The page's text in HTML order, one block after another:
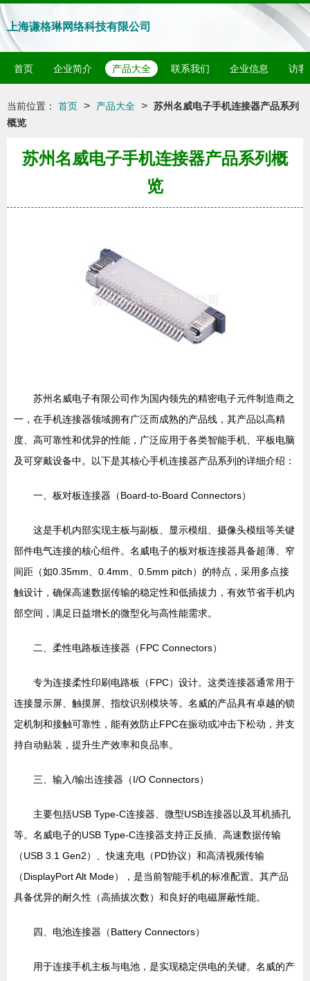
上海谦格琳网络科技有限公司
首页 企业简介 产品大全 联系我们 企业信息 访客
当前位置： 首页 > 产品大全 > 苏州名威电子手机连接器产品系列
概览
苏州名威电子手机连接器产品系列概
览
苏州名威电子有限公司作为国内领先的精密电子元件制造商之
一，在手机连接器领域拥有广泛而成熟的产品线，其产品以高精
度、高可靠性和优异的性能，广泛应用于各类智能手机、平板电脑
及可穿戴设备中。以下是其核心手机连接器产品系列的详细介绍：
一、板对板连接器（Board-to-Board Connectors）
这是手机内部实现主板与副板、显示模组、摄像头模组等关键
部件电气连接的核心组件。名威电子的板对板连接器具备超薄、窄
间距（如0.35mm、0.4mm、0.5mm pitch）的特点，采用多点接
触设计，确保高速数据传输的稳定性和低插拔力，有效节省手机内
部空间，满足日益增长的微型化与高性能需求。
二、柔性电路板连接器（FPC Connectors）
专为连接柔性印刷电路板（FPC）设计。这类连接器通常用于
连接显示屏、触摸屏、指纹识别模块等。名威的产品具有卓越的锁
定机制和接触可靠性，能有效防止FPC在振动或冲击下松动，并支
持自动贴装，提升生产效率和良品率。
三、输入/输出连接器（I/O Connectors）
主要包括USB Type-C连接器、微型USB连接器以及耳机插孔
等。名威电子的USB Type-C连接器支持正反插、高速数据传输
（USB 3.1 Gen2）、快速充电（PD协议）和高清视频传输
（DisplayPort Alt Mode），是当前智能手机的标准配置。其产品
具备优异的耐久性（高插拔次数）和良好的电磁屏蔽性能。
四、电池连接器（Battery Connectors）
用于连接手机主板与电池，是实现稳定供电的关键。名威的产